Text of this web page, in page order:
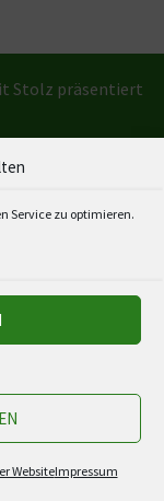
Service zu optimieren.
WebsiteImpressum
Stolz präsentiert